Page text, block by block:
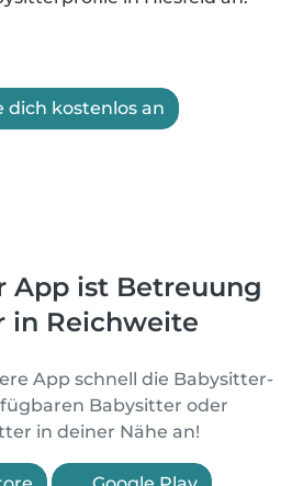
dich kostenlos an
App ist Betreuung
in Reichweite
App schnell die Babysitter-
Babysitter oder
in deiner Nähe an!